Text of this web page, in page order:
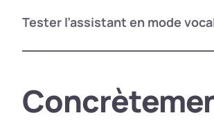
Tester l’assistant en mode